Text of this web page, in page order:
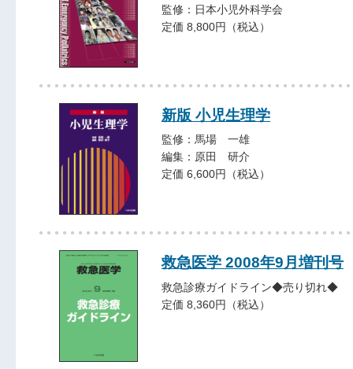
監修：日本小児外科学会
定価 8,800円（税込）
新版 小児生理学
監修：馬場 一雄
編集：原田 研介
定価 6,600円（税込）
救急医学 2008年9月増刊号
救急診療ガイドライン◆売り切れ◆
定価 8,360円（税込）